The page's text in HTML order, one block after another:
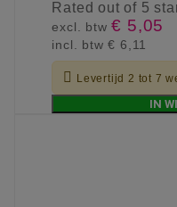
Ratedout of 5
excl. btw€ 5,05
incl. btw€ 6,11
 Levertijd 2 tot 7
IN